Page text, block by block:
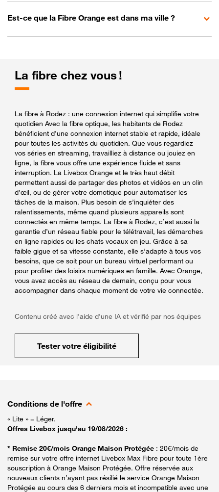
Est-ce que la Fibre Orange est dans ma ville ?
La fibre chez vous !
La fibre à Rodez : une connexion internet qui simplifie votre
quotidien Avec la fibre optique, les habitants de Rodez
bénéficient d’une connexion internet stable et rapide, idéale
pour toutes les activités du quotidien. Que vous regardiez
vos séries en streaming, travailliez à distance ou jouiez en
ligne, la fibre vous offre une expérience fluide et sans
interruption. La Livebox Orange et le très haut débit
permettent aussi de partager des photos et vidéos en un clin
d’œil, ou de gérer votre domotique pour automatiser les
tâches de la maison. Plus besoin de s’inquiéter des
ralentissements, même quand plusieurs appareils sont
connectés en même temps. La fibre à Rodez, c’est aussi la
garantie d’un réseau fiable pour le télétravail, les démarches
en ligne rapides ou les chats vocaux en jeu. Grâce à sa
faible gigue et sa vitesse constante, elle s’adapte à tous vos
besoins, que ce soit pour un bureau virtuel performant ou
pour profiter des loisirs numériques en famille. Avec Orange,
vous avez accès au réseau de demain, conçu pour vous
accompagner dans chaque moment de votre vie connectée.
Contenu créé avec l’aide d’une IA et vérifié par nos équipes
Tester votre éligibilité
Conditions de l'offre
« Lite » = Léger.
Offres Livebox jusqu'au 19/08/2026 :
* Remise 20€/mois Orange Maison Protégée : 20€/mois de
remise sur votre offre internet Livebox Max Fibre pour toute 1ère
souscription à Orange Maison Protégée. Offre réservée aux
nouveaux clients n’ayant pas résilié le service Orange Maison
Protégée au cours des 6 derniers mois et incompatible avec une